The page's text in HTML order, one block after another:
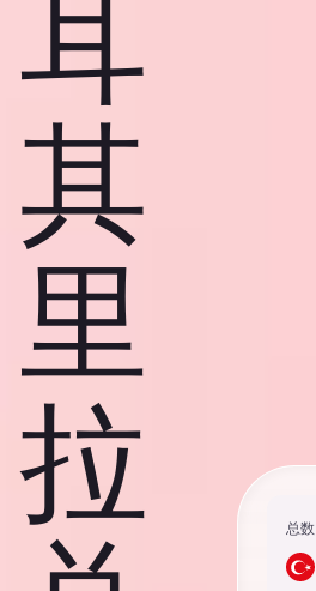
耳
其
里
拉
总数